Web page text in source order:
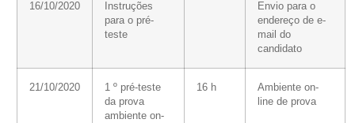
16/10/2020
Instruções
para o pré-
teste
Envio para o
endereço de e-
mail do
candidato
21/10/2020
1 º pré-teste
da prova
ambiente on-
16 h
Ambiente on-
line de prova